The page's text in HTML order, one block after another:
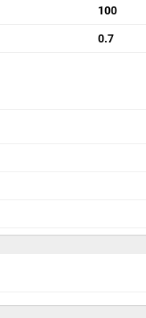
100
0.7